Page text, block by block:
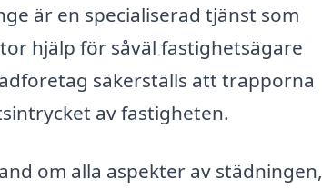
är en specialiserad tjänst som
hjälp för såväl fastighetsägare
säkerställs att trapporna
av fastigheten.
om alla aspekter av städningen,